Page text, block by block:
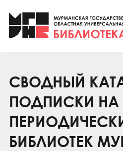
Клуб «Гиря и
Клуб «Семейный
Коллегам
Контакты
СВОДНЫЙ
ПОДПИСКИ НА
БИБЛИОТЕК